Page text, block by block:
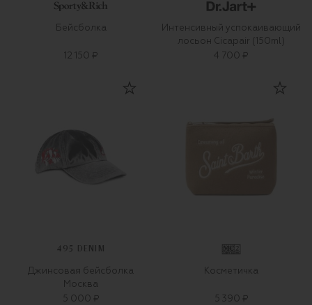
Бейсболка
12 150 ₽
Интенсивный успокаивающий
лосьон Cicapair (150ml)
4 700 ₽
495 DENIM
Джинсовая бейсболка
Москва
5 000 ₽
Косметичка
5 390 ₽